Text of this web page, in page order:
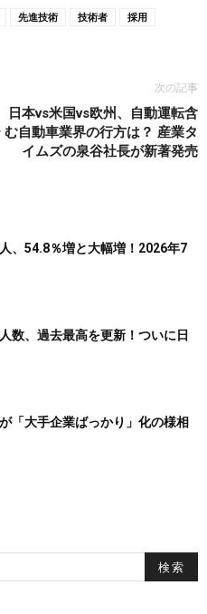
先進技術 技術者
採用
次の記事
日本vs米国vs欧州、自動運転含
む自動車業界の行方は？ 産業タ
イムズの泉谷社長が新著発売
、54.8％増と大幅増！2026年7
数、過去最高を更新！ついに日
「大手企業ばっかり」化の様相